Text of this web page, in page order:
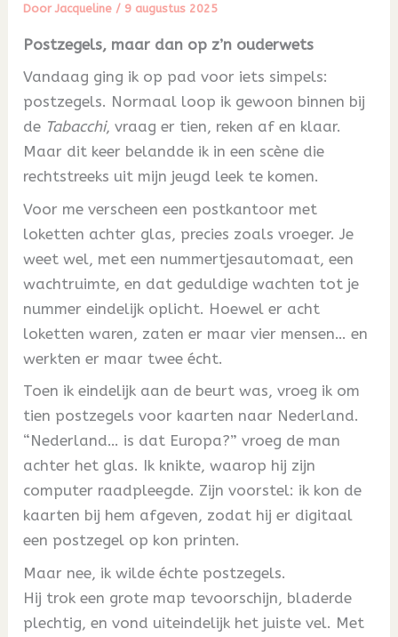
DoorJacqueline / 9 augustus 2025
Postzegels, maar dan op z’n ouderwets
Vandaag ging ik op pad voor iets simpels:
postzegels. Normaal loop ik gewoon binnen bij
de Tabacchi, vraag er tien, reken af en klaar.
Maar dit keer belandde ik in een scène die
rechtstreeks uit mijn jeugd leek te komen.
Voor me verscheen een postkantoor met
loketten achter glas, precies zoals vroeger. Je
weet wel, met een nummertjesautomaat, een
wachtruimte, en dat geduldige wachten tot je
nummer eindelijk oplicht. Hoewel er acht
loketten waren, zaten er maar vier mensen… en
werkten er maar twee écht.
Toen ik eindelijk aan de beurt was, vroeg ik om
tien postzegels voor kaarten naar Nederland.
“Nederland… is dat Europa?” vroeg de man
achter het glas. Ik knikte, waarop hij zijn
computer raadpleegde. Zijn voorstel: ik kon de
kaarten bij hem afgeven, zodat hij er digitaal
een postzegel op kon printen.
Maar nee, ik wilde échte postzegels.
Hij trok een grote map tevoorschijn, bladerde
plechtig, en vond uiteindelijk het juiste vel. Met